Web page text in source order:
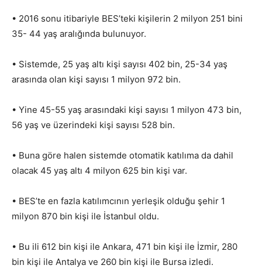
• 2016 sonu itibariyle BES’teki kişilerin 2 milyon 251 bini
35- 44 yaş aralığında bulunuyor.
• Sistemde, 25 yaş altı kişi sayısı 402 bin, 25-34 yaş
arasında olan kişi sayısı 1 milyon 972 bin.
• Yine 45-55 yaş arasındaki kişi sayısı 1 milyon 473 bin,
56 yaş ve üzerindeki kişi sayısı 528 bin.
• Buna göre halen sistemde otomatik katılıma da dahil
olacak 45 yaş altı 4 milyon 625 bin kişi var.
• BES’te en fazla katılımcının yerleşik olduğu şehir 1
milyon 870 bin kişi ile İstanbul oldu.
• Bu ili 612 bin kişi ile Ankara, 471 bin kişi ile İzmir, 280
bin kişi ile Antalya ve 260 bin kişi ile Bursa izledi.